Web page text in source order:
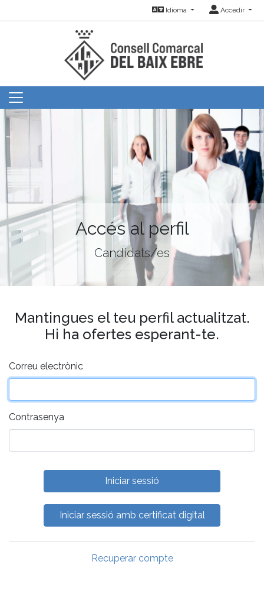
Idioma Accedir
Accés al perfil
Candidats/es
Mantingues el teu perfil actualitzat.
Hi ha ofertes esperant-te.
Correu electrònic
Contrasenya
Recuperar compte